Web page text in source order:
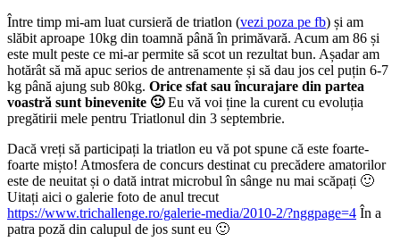
Între timp mi-am luat cursieră de triatlon (vezi poza pe fb) și am
slăbit aproape 10kg din toamnă până în primăvară. Acum am 86 și
este mult peste ce mi-ar permite să scot un rezultat bun. Așadar am
hotărât să mă apuc serios de antrenamente și să dau jos cel puțin 6-7
kg până ajung sub 80kg. Orice sfat sau încurajare din partea
voastră sunt binevenite 🙂Eu vă voi ține la curent cu evoluția
pregătirii mele pentru Triatlonul din 3 septembrie.
Dacă vreți să participați la triatlon eu vă pot spune că este foarte-
foarte mișto! Atmosfera de concurs destinat cu precădere amatorilor
este de neuitat și o dată intrat microbul în sânge nu mai scăpați 🙂
Uitați aici o galerie foto de anul trecut
https://www.trichallenge.ro/galerie-media/2010-2/?nggpage=4 În a
patra poză din calupul de jos sunt eu 🙂